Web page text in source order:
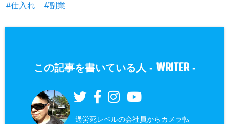
仕入れ
副業
この記事を書いている人 - WRITER-
過労死レベルの会社員からカメラ転